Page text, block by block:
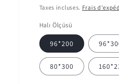
habituel
Taxes incluses. Frais
Halı Ölçüsü
96*200
80*300